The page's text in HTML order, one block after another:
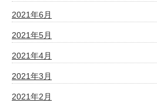
2021年6月
2021年5月
2021年4月
2021年3月
2021年2月